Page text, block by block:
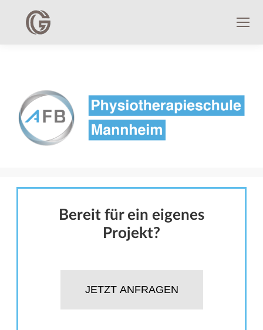
Bereit für ein eigenes
Projekt?
JETZT ANFRAGEN